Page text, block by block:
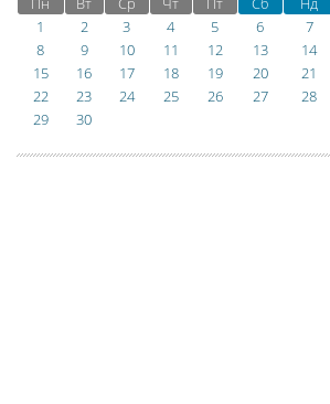
1
2 3 4 5 6
7
8
9 10 11 12 13
14
15
16 17 18 19 20
21
22
23 24 25 26 27
28
29
30